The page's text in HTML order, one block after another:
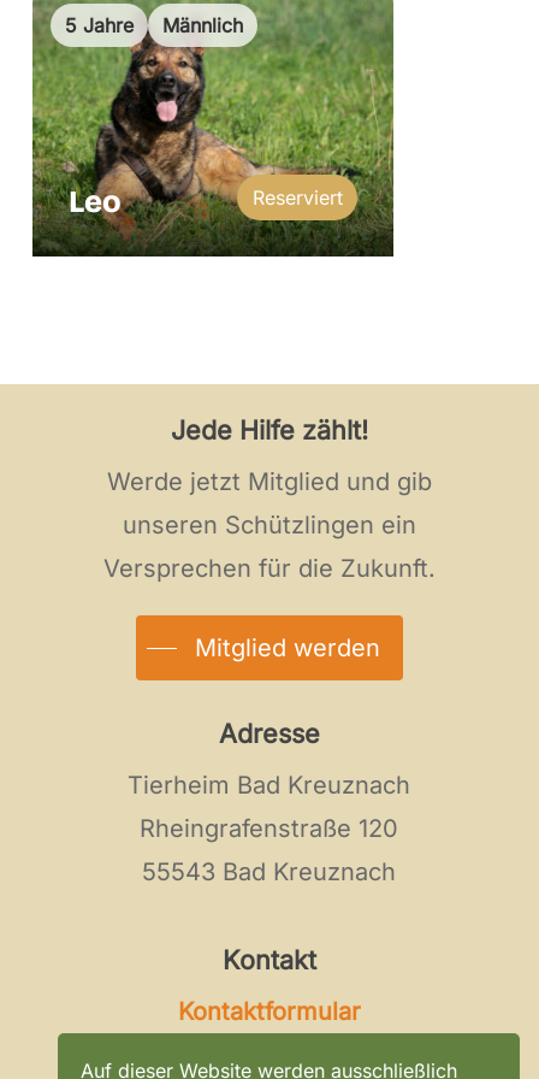
5 Jahre Männlich
Leo Reserviert
Jede Hilfe zählt!
Werde jetzt Mitglied und gib
unseren Schützlingen ein
Versprechen für die Zukunft.
Mitglied werden
Adresse
Tierheim Bad Kreuznach
Rheingrafenstraße 120
55543 Bad Kreuznach
Kontakt
Kontaktformular
Auf dieser Website werden ausschließlich